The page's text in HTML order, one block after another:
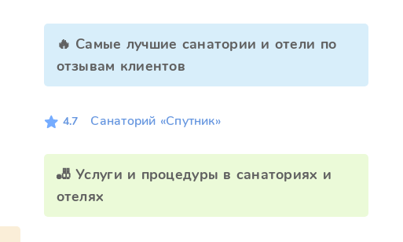
🔥 Самые лучшие санатории и отели по
отзывам клиентов
4.7 Санаторий «Спутник»
🎳 Услуги и процедуры в санаториях и
отелях